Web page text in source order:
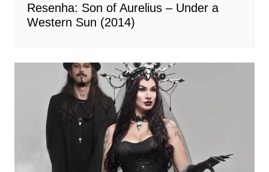
Resenha: Son of Aurelius – Under a
Western Sun (2014)